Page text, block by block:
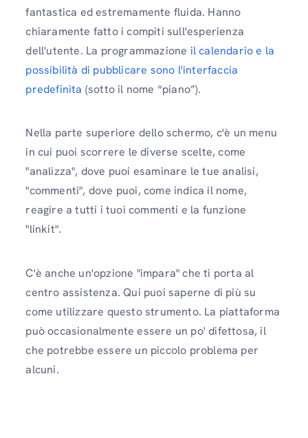
fantastica ed estremamente fluida. Hanno
chiaramente fatto i compiti sull'esperienza
dell'utente. La programmazione il calendario e la
possibilità di pubblicare sono l'interfaccia
predefinita (sotto il nome “piano”).
Nella parte superiore dello schermo, c'è un menu
in cui puoi scorrere le diverse scelte, come
"analizza", dove puoi esaminare le tue analisi,
"commenti", dove puoi, come indica il nome,
reagire a tutti i tuoi commenti e la funzione
"linkit".
C'è anche un'opzione "impara" che ti porta al
centro assistenza. Qui puoi saperne di più su
come utilizzare questo strumento. La piattaforma
può occasionalmente essere un po' difettosa, il
che potrebbe essere un piccolo problema per
alcuni.